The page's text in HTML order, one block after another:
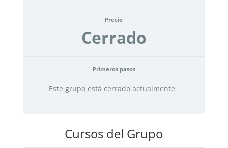
Precio
Cerrado
Primeros pasos
Este grupo está cerrado actualmente
Cursos del Grupo